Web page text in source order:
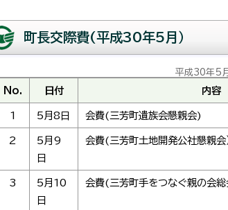
町長交際費(平成30年5月）
平成30年5月
No. 日付 内容
1 5月8日 会費(三芳町遺族会懇親会)
2
5月9
日
会費(三芳町土地開発公社懇親会
3
5月10
日
会費(三芳町手をつなぐ親の会総